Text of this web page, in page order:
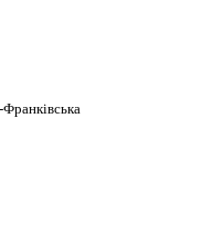
Франківська